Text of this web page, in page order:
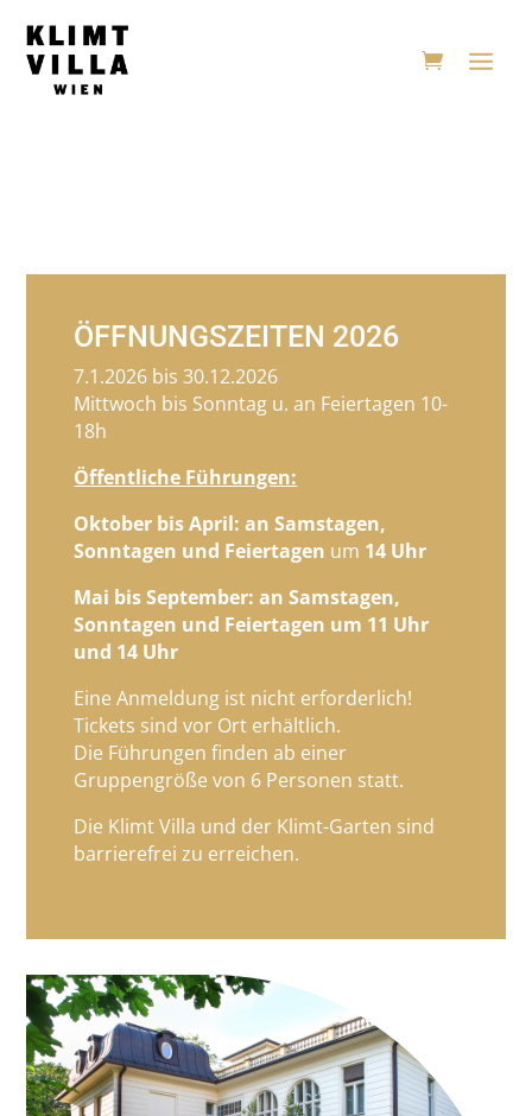
ÖFFNUNGSZEITEN 2026
7.1.2026 bis 30.12.2026
Mittwoch bis Sonntag u. an Feiertagen 10-
18h
Öffentliche Führungen:
Oktober bis April: an Samstagen,
Sonntagen und Feiertagen um 14 Uhr
Mai bis September: an Samstagen,
Sonntagen und Feiertagen um 11 Uhr
und 14 Uhr
Eine Anmeldung ist nicht erforderlich!
Tickets sind vor Ort erhältlich.
Die Führungen finden ab einer
Gruppengröße von 6 Personen statt.
Die Klimt Villa und der Klimt-Garten sind
barrierefrei zu erreichen.